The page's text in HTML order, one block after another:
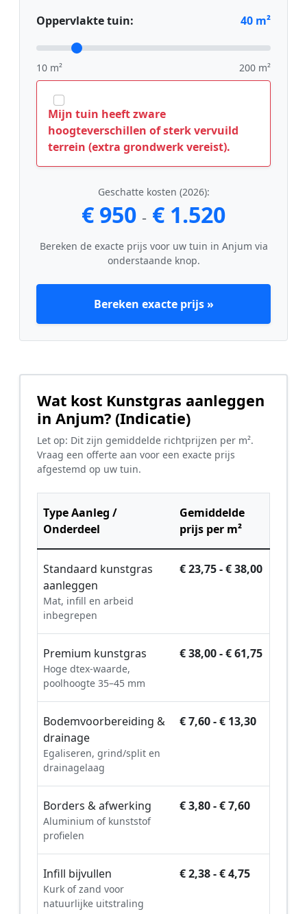
Oppervlakte tuin: 40 m²
10 m² 200 m²
Mijn tuin heeft zware
hoogteverschillen of sterk vervuild
terrein (extra grondwerk vereist).
Geschatte kosten (2026):
€ 950 - € 1.520
Bereken de exacte prijs voor uw tuin in Anjum via
onderstaande knop.
Bereken exacte prijs »
Wat kost Kunstgras aanleggen
in Anjum? (Indicatie)
Let op: Dit zijn gemiddelde richtprijzen per m².
Vraag een offerte aan voor een exacte prijs
afgestemd op uw tuin.
Type Aanleg /
Onderdeel
Gemiddelde
prijs per m²
Standaard kunstgras
aanleggen
Mat, infill en arbeid
inbegrepen
€ 23,75 - € 38,00
Premium kunstgras
Hoge dtex-waarde,
poolhoogte 35–45 mm
€ 38,00 - € 61,75
Bodemvoorbereiding &
drainage
Egaliseren, grind/split en
drainagelaag
€ 7,60 - € 13,30
Borders & afwerking
Aluminium of kunststof
profielen
€ 3,80 - € 7,60
Infill bijvullen
Kurk of zand voor
natuurlijke uitstraling
€ 2,38 - € 4,75